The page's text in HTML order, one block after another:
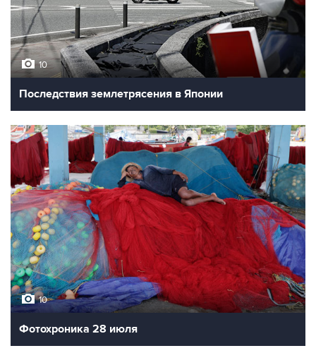
10
Последствия землетрясения в Японии
10
Фотохроника 28 июля